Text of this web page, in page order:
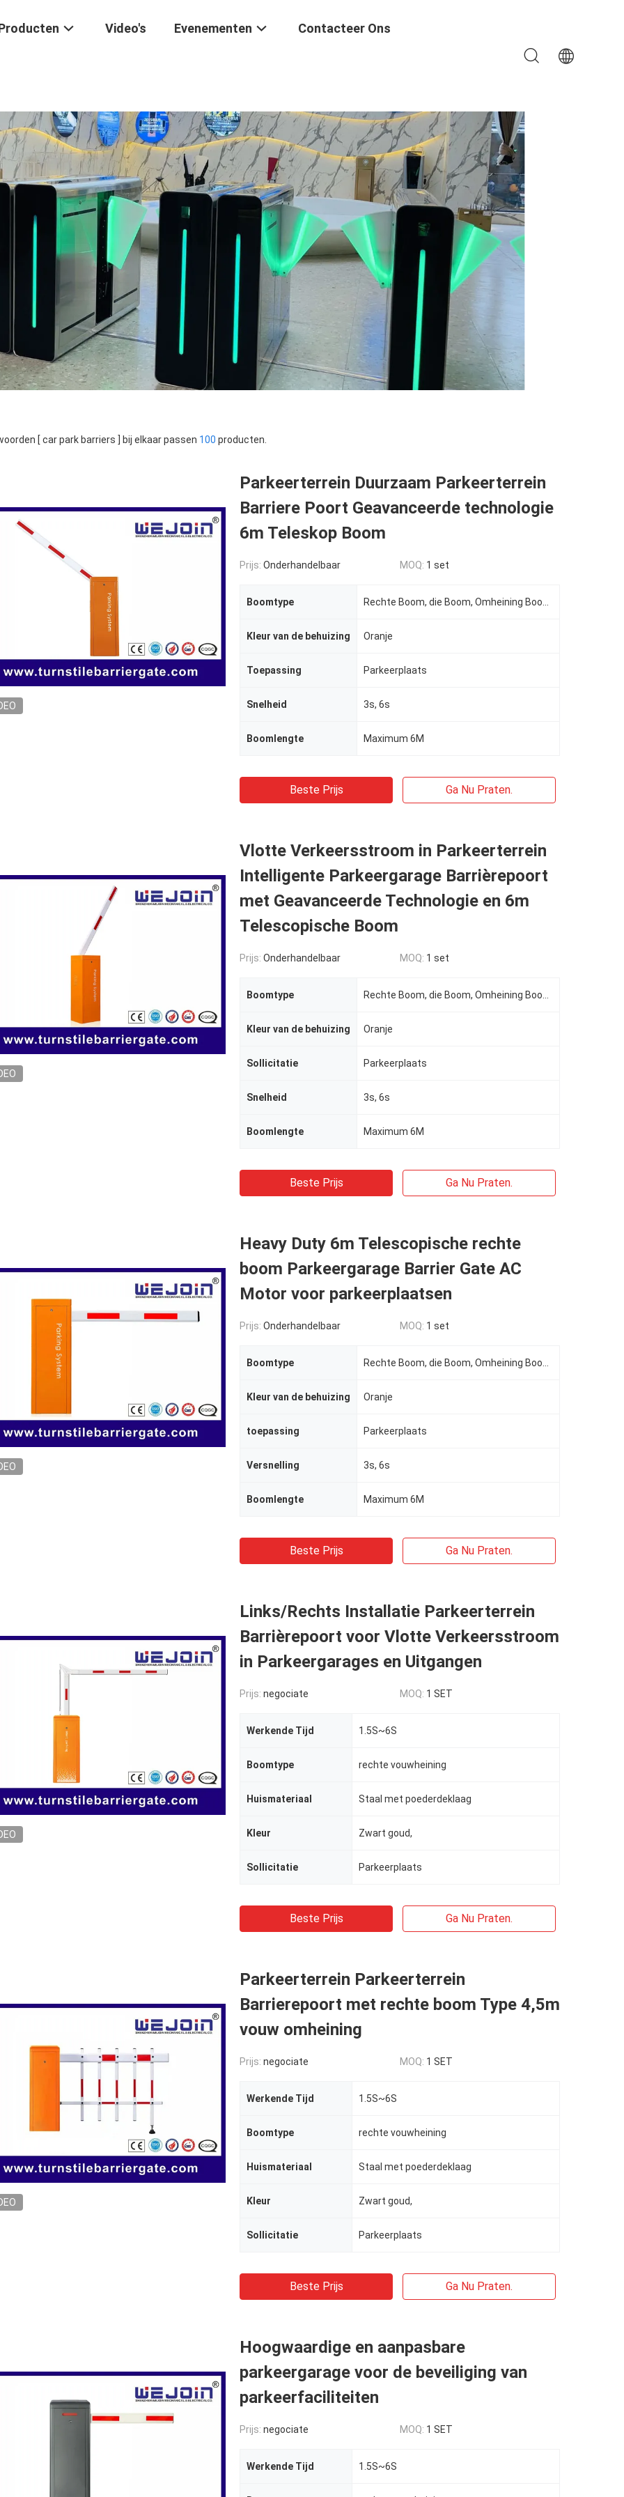
Video's Evenementen Contacteer Ons
[ car park barriers ] bij elkaar passen 100 producten.
Parkeerterrein Duurzaam Parkeerterrein
Barriere Poort Geavanceerde technologie
6m Teleskop Boom
Prijs: Onderhandelbaar MOQ: 1 set
Boomtype
Kleur van de behuizing Oranje
Toepassing Parkeerplaats
Snelheid 3s, 6s
Boomlengte Maximum 6M
Beste Prijs Ga Nu Praten.
Vlotte Verkeersstroom in Parkeerterrein
Intelligente Parkeergarage Barrièrepoort
met Geavanceerde Technologie en 6m
Telescopische Boom
Prijs: Onderhandelbaar MOQ: 1 set
Boomtype
Kleur van de behuizing Oranje
Sollicitatie Parkeerplaats
Snelheid 3s, 6s
Boomlengte Maximum 6M
Beste Prijs Ga Nu Praten.
Heavy Duty 6m Telescopische rechte
boom Parkeergarage Barrier Gate AC
Motor voor parkeerplaatsen
Prijs: Onderhandelbaar MOQ: 1 set
Boomtype
Kleur van de behuizing Oranje
toepassing Parkeerplaats
Versnelling 3s, 6s
Boomlengte Maximum 6M
Beste Prijs Ga Nu Praten.
Links/Rechts Installatie Parkeerterrein
Barrièrepoort voor Vlotte Verkeersstroom
in Parkeergarages en Uitgangen
Prijs: negociate MOQ: 1 SET
Werkende Tijd 1.5S~6S
Boomtype rechte vouwheining
Huismateriaal Staal met poederdeklaag
Kleur Zwart goud,
Sollicitatie Parkeerplaats
Beste Prijs Ga Nu Praten.
Parkeerterrein Parkeerterrein
Barrierepoort met rechte boom Type 4,5m
vouw omheining
Prijs: negociate MOQ: 1 SET
Werkende Tijd 1.5S~6S
Boomtype rechte vouwheining
Huismateriaal Staal met poederdeklaag
Kleur Zwart goud,
Sollicitatie Parkeerplaats
Beste Prijs Ga Nu Praten.
Hoogwaardige en aanpasbare
parkeergarage voor de beveiliging van
parkeerfaciliteiten
Prijs: negociate MOQ: 1 SET
Werkende Tijd 1.5S~6S